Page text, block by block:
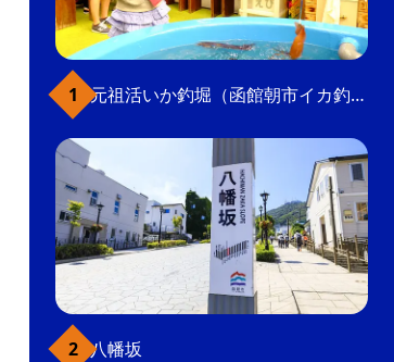
元祖活いか釣堀（函館朝市イカ釣り体験）
八幡坂